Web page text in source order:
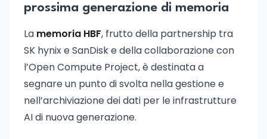
prossima generazione di memoria
La memoria HBF, frutto della partnership tra
SK hynix e SanDisk e della collaborazione con
l’Open Compute Project, è destinata a
segnare un punto di svolta nella gestione e
nell’archiviazione dei dati per le infrastrutture
AI di nuova generazione.